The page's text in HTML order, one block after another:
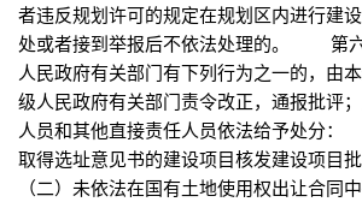
者违反规划许可的规定在规划区内进行建
处或者接到举报后不依法处理的。 第
人民政府有关部门有下列行为之一的，由
级人民政府有关部门责令改正，通报批评
人员和其他直接责任人员依法给予处分
取得选址意见书的建设项目核发建设项
（二）未依法在国有土地使用权出让合同